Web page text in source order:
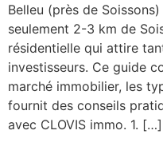
Belleu (près de
seulement 2-3 km de
résidentielle qui attire
investisseurs. Ce guide
marché immobilier, les
fournit des conseils
avec CLOVIS immo. 1. […]